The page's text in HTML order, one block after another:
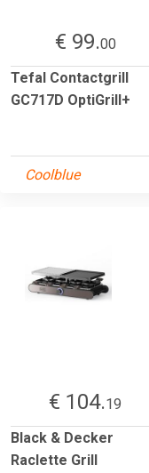
€ 99.00
Tefal Contactgrill
GC717D OptiGrill+
Coolblue
€ 104.19
Black & Decker
Raclette Grill